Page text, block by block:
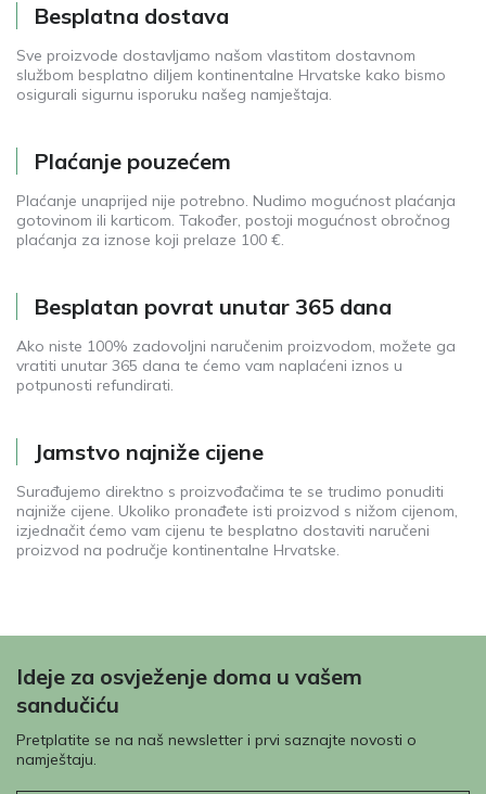
Besplatna dostava
Sve proizvode dostavljamo našom vlastitom dostavnom
službom besplatno diljem kontinentalne Hrvatske kako bismo
osigurali sigurnu isporuku našeg namještaja.
Plaćanje pouzećem
Plaćanje unaprijed nije potrebno. Nudimo mogućnost plaćanja
gotovinom ili karticom. Također, postoji mogućnost obročnog
plaćanja za iznose koji prelaze 100 €.
Besplatan povrat unutar 365 dana
Ako niste 100% zadovoljni naručenim proizvodom, možete ga
vratiti unutar 365 dana te ćemo vam naplaćeni iznos u
potpunosti refundirati.
Jamstvo najniže cijene
Surađujemo direktno s proizvođačima te se trudimo ponuditi
najniže cijene. Ukoliko pronađete isti proizvod s nižom cijenom,
izjednačit ćemo vam cijenu te besplatno dostaviti naručeni
proizvod na područje kontinentalne Hrvatske.
Ideje za osvježenje doma u vašem
sandučiću
Pretplatite se na naš newsletter i prvi saznajte novosti o
namještaju.